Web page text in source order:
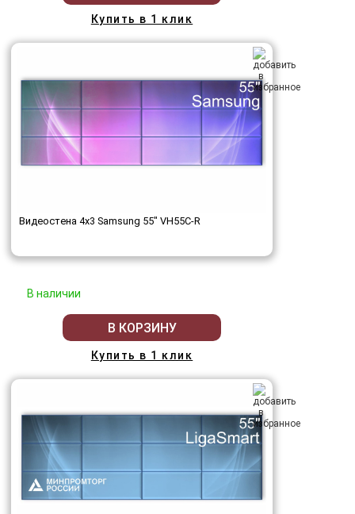
Купить в 1 клик
Видеостена 4x3 Samsung 55" VH55C-R
В наличии
В КОРЗИНУ
Купить в 1 клик